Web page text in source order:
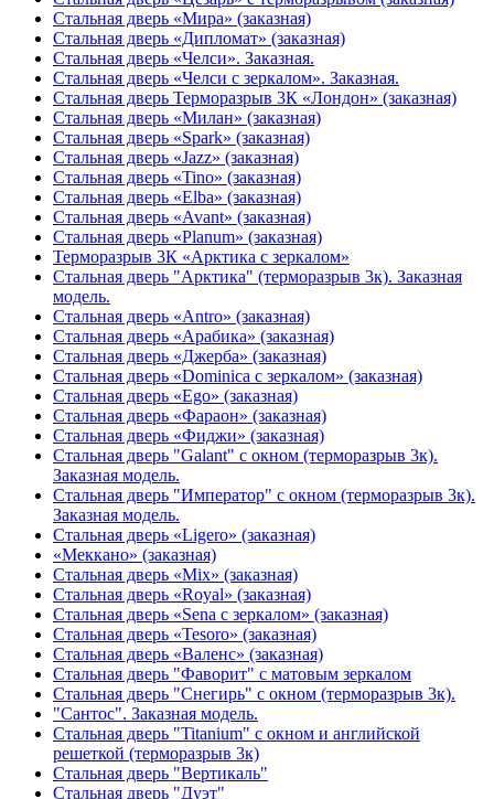
Стальная дверь «Мира» (заказная)
Стальная дверь «Дипломат» (заказная)
Стальная дверь «Челси». Заказная.
Стальная дверь «Челси с зеркалом». Заказная.
Стальная дверь Терморазрыв 3К «Лондон» (заказная)
Стальная дверь «Милан» (заказная)
Стальная дверь «Spark» (заказная)
Стальная дверь «Jazz» (заказная)
Стальная дверь «Tino» (заказная)
Стальная дверь «Elba» (заказная)
Стальная дверь «Avant» (заказная)
Стальная дверь «Planum» (заказная)
Терморазрыв 3К «Арктика с зеркалом»
Стальная дверь "Арктика" (терморазрыв 3к). Заказная
модель.
Стальная дверь «Antro» (заказная)
Стальная дверь «Арабика» (заказная)
Стальная дверь «Джерба» (заказная)
Стальная дверь «Dominica с зеркалом» (заказная)
Стальная дверь «Ego» (заказная)
Стальная дверь «Фараон» (заказная)
Стальная дверь «Фиджи» (заказная)
Стальная дверь "Galant" с окном (терморазрыв 3к).
Заказная модель.
Стальная дверь "Император" с окном (терморазрыв 3к).
Заказная модель.
Стальная дверь «Ligero» (заказная)
«Меккано» (заказная)
Стальная дверь «Mix» (заказная)
Стальная дверь «Royal» (заказная)
Стальная дверь «Sena с зеркалом» (заказная)
Стальная дверь «Tesoro» (заказная)
Стальная дверь «Валенс» (заказная)
Стальная дверь "Фаворит" с матовым зеркалом
Стальная дверь "Снегирь" с окном (терморазрыв 3к).
"Сантос". Заказная модель.
Стальная дверь "Titanium" с окном и английской
решеткой (терморазрыв 3к)
Стальная дверь "Вертикаль"
Стальная дверь "Дуэт"